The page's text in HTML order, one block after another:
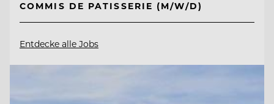
COMMIS DE PATISSERIE (M/W/D)
Entdecke alle Jobs